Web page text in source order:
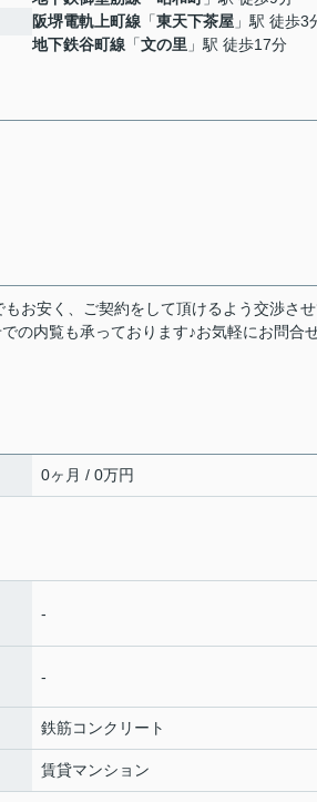
阪堺電軌上町線 「東天下茶屋 」駅 徒歩3
地下鉄谷町線 「文の里 」駅 徒歩17分
お安く、ご契約をして頂けるよう交渉さ
の内覧も承っております♪お気軽にお問合
0ヶ月 / 0万円
-
-
鉄筋コンクリート
賃貸マンション